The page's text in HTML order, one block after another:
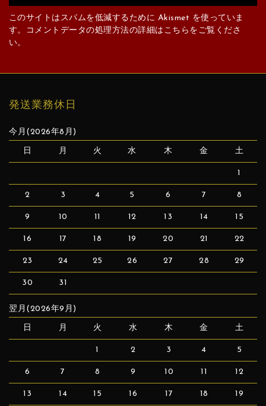
このサイトはスパムを低減するために Akismet を使っていま
す。
コメントデータの処理方法の詳細はこちらをご覧くださ
い。
発送業務休日
今月(2026年8月)
日 月 火 水 木 金 土
1
2 3 4 5 6 7 8
9 10 11 12 13 14 15
16 17 18 19 20 21 22
23 24 25 26 27 28 29
30 31
翌月(2026年9月)
日 月 火 水 木 金 土
1 2 3 4 5
6 7 8 9 10 11 12
13 14 15 16 17 18 19